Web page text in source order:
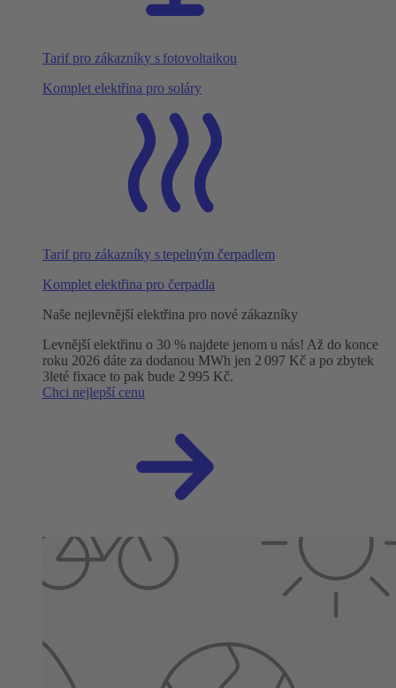
Tarif pro zákazníky s fotovoltaikou
Komplet elektřina pro soláry
Tarif pro zákazníky s tepelným čerpadlem
Komplet elektřina pro čerpadla
Naše nejlevnější elektřina pro nové zákazníky
Levnější elektřinu o 30 % najdete jenom u nás! Až do konce
roku 2026 dáte za dodanou MWh jen 2 097 Kč a po zbytek
3leté fixace to pak bude 2 995 Kč.
Chci nejlepší cenu